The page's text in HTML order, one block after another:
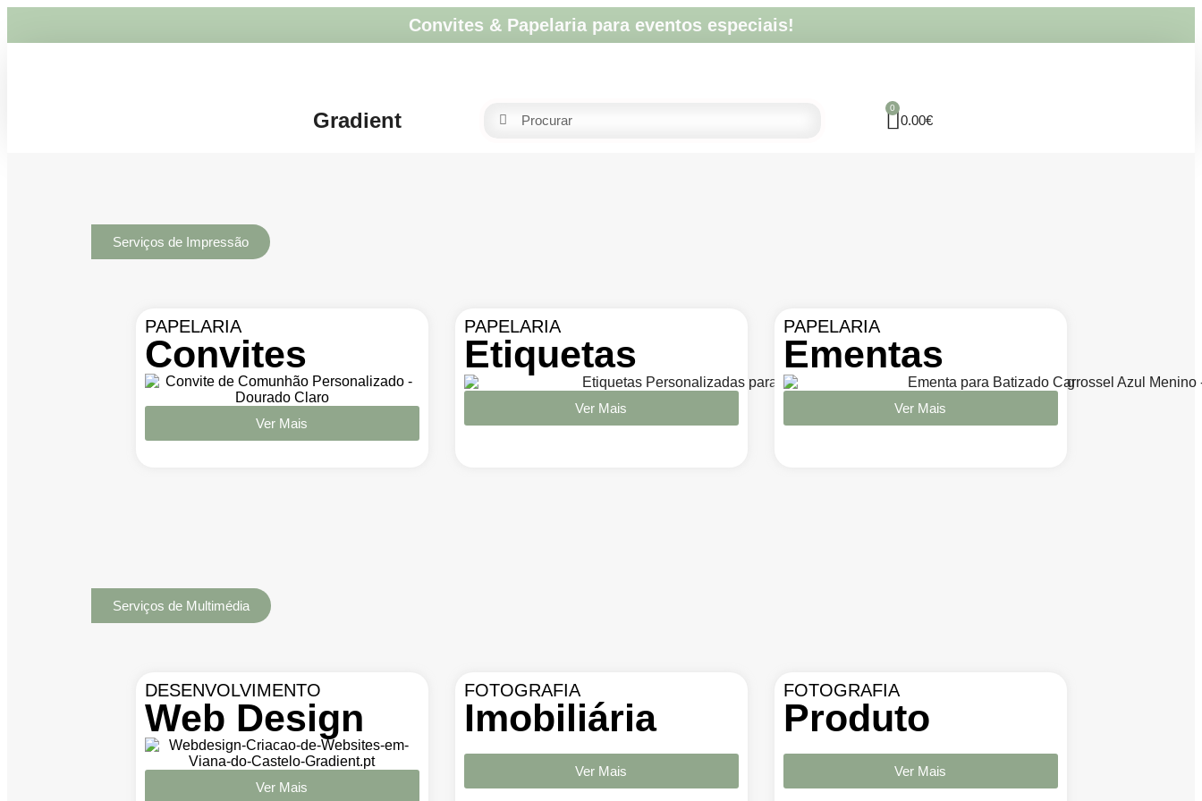
Convites & Papelaria para eventos especiais!
Gradient 0.00€
0
Serviços de Impressão
PAPELARIA
Convites
Ver Mais
PAPELARIA
Etiquetas
Ver Mais
PAPELARIA
Ementas
Ver Mais
Serviços de Multimédia
DESENVOLVIMENTO
Web Design
Ver Mais
FOTOGRAFIA
Imobiliária
Ver Mais
FOTOGRAFIA
Produto
Ver Mais